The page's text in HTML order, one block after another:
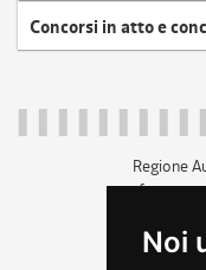
Noi
Concorsi in atto e
Regione
c.f.